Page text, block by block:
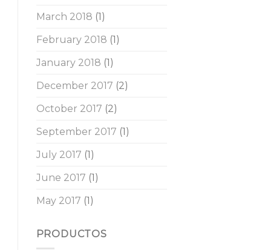
March 2018 (1)
February 2018 (1)
January 2018 (1)
December 2017 (2)
October 2017 (2)
September 2017 (1)
July 2017 (1)
June 2017 (1)
May 2017 (1)
PRODUCTOS